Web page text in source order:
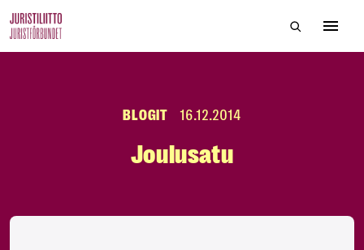
to
Hae
BLOGIT 16.12.2014
Joulusatu